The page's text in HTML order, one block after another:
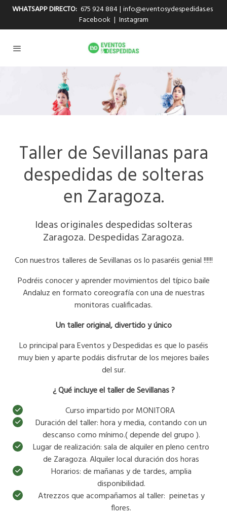
WHATSAPP DIRECTO: 675 924 884| info@eventosydespedidas.es
Facebook | Instagram
Taller de Sevillanas para
despedidas de solteras
en Zaragoza.
Ideas originales despedidas solteras
Zaragoza. Despedidas Zaragoza.
Con nuestros talleres de Sevillanas os lo pasaréis genial !!!!!!
Podréis conocer y aprender movimientos del típico baile
Andaluz en formato coreografía con una de nuestras
monitoras cualificadas.
Un taller original, divertido y único
Lo principal para Eventos y Despedidas es que lo paséis
muy bien y aparte podáis disfrutar de los mejores bailes
del sur.
¿ Qué incluye el taller de Sevillanas ?
Curso impartido por MONITORA
Duración del taller: hora y media, contando con un
descanso como mínimo.( depende del grupo ).
Lugar de realización: sala de alquiler en pleno centro
de Zaragoza. Alquiler local duración dos horas
Horarios: de mañanas y de tardes, amplia
disponibilidad.
Atrezzos que acompañamos al taller: peinetas y
flores.